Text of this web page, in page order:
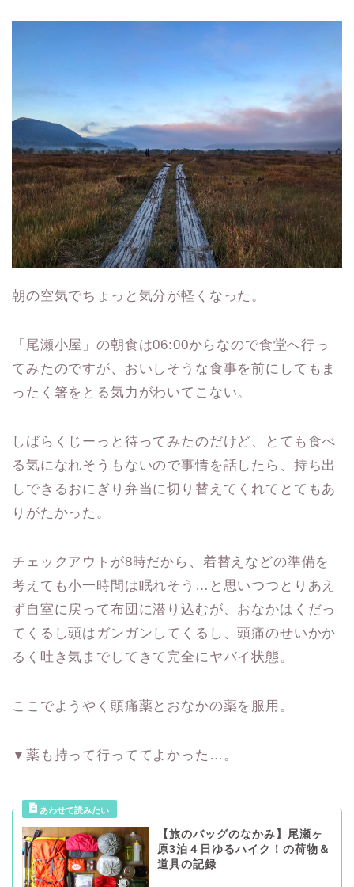
朝の空気でちょっと気分が軽くなった。
「尾瀬小屋」の朝食は06:00からなので食堂へ行っ
てみたのですが、おいしそうな食事を前にしてもま
ったく箸をとる気力がわいてこない。
しばらくじーっと待ってみたのだけど、とても食べ
る気になれそうもないので事情を話したら、持ち出
しできるおにぎり弁当に切り替えてくれてとてもあ
りがたかった。
チェックアウトが8時だから、着替えなどの準備を
考えても小一時間は眠れそう…と思いつつとりあえ
ず自室に戻って布団に潜り込むが、おなかはくだっ
てくるし頭はガンガンしてくるし、頭痛のせいかか
るく吐き気までしてきて完全にヤバイ状態。
ここでようやく頭痛薬とおなかの薬を服用。
▼薬も持って行っててよかった…。
【旅のバッグのなかみ】尾瀬ヶ
原3泊４日ゆるハイク！の荷物＆
道具の記録